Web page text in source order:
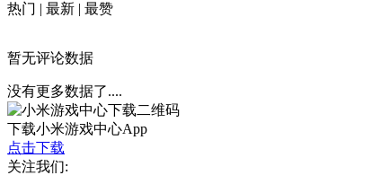
热门 | 最新 | 最赞
暂无评论数据
没有更多数据了....
下载小米游戏中心App
点击下载
关注我们: